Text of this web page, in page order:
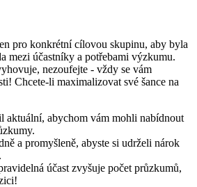
pro konkrétní cílovou skupinu, aby byla
mezi účastníky a potřebami výzkumu.
nezoufejte - vždy se vám
Chcete-li maximalizovat své šance na
aktuální, abychom vám mohli nabídnout
a promyšleně, abyste si udrželi nárok
účast zvyšuje počet průzkumů,